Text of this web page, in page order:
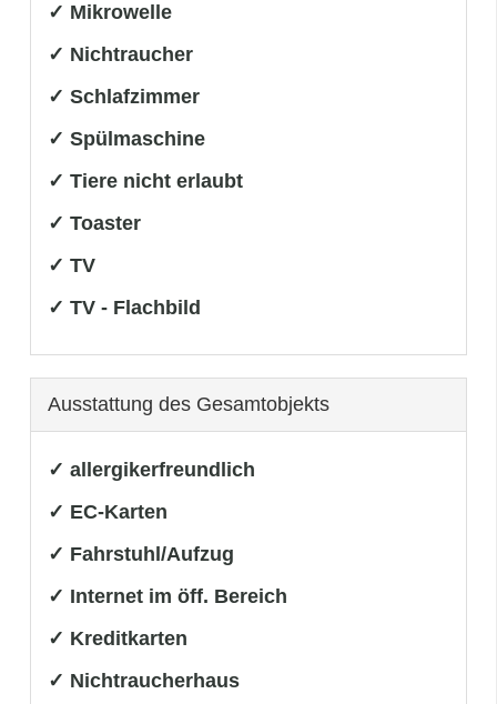
✓ Mikrowelle
✓ Nichtraucher
✓ Schlafzimmer
✓ Spülmaschine
✓ Tiere nicht erlaubt
✓ Toaster
✓ TV
✓ TV - Flachbild
Ausstattung des Gesamtobjekts
✓ allergikerfreundlich
✓ EC-Karten
✓ Fahrstuhl/Aufzug
✓ Internet im öff. Bereich
✓ Kreditkarten
✓ Nichtraucherhaus